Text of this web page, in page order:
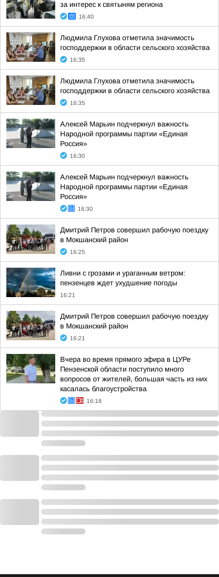
за интерес к святыням региона
16:40
Людмила Глухова отметила значимость
господдержки в области сельского хозяйства
16:35
Людмила Глухова отметила значимость
господдержки в области сельского хозяйства
16:35
Алексей Марьин подчеркнул важность
Народной программы партии «Единая
Россия»
16:30
Алексей Марьин подчеркнул важность
Народной программы партии «Единая
Россия»
16:30
Дмитрий Петров совершил рабочую поездку
в Мокшанский район
16:25
Ливни с грозами и ураганным ветром:
пензенцев ждет ухудшение погоды
16:21
Дмитрий Петров совершил рабочую поездку
в Мокшанский район
16:21
Вчера во время прямого эфира в ЦУРе
Пензенской области поступило много
вопросов от жителей, большая часть из них
касалась благоустройства
16:18